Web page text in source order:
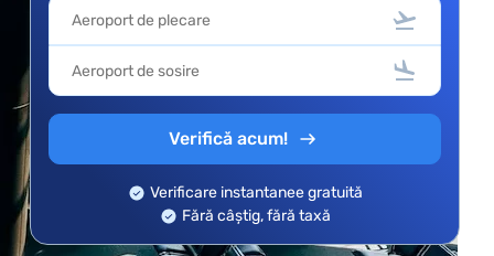
Verifică acum!
Verificare instantanee gratuită
Fără câștig, fără taxă